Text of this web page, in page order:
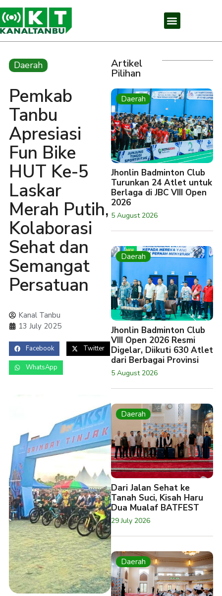
Daerah
Pemkab
Tanbu
Apresiasi
Fun Bike
HUT Ke-5
Laskar
Merah Putih,
Kolaborasi
Sehat dan
Semangat
Persatuan
Kanal Tanbu
13 July 2025
Facebook Twitter
WhatsApp
Artikel
Pilihan
Daerah
Jhonlin Badminton Club
Turunkan 24 Atlet untuk
Berlaga di JBC VIII Open
2026
5 August 2026
Daerah
Jhonlin Badminton Club
VIII Open 2026 Resmi
Digelar, Diikuti 630 Atlet
dari Berbagai Provinsi
5 August 2026
Daerah
Dari Jalan Sehat ke
Tanah Suci, Kisah Haru
Dua Mualaf BATFEST
29 July 2026
Daerah